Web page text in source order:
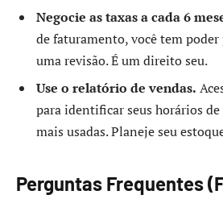
Negocie as taxas a cada 6
de faturamento, você tem
uma revisão. É um direito seu.
Use o relatório de vendas.
para identificar seus horários de
mais usadas. Planeje seu
Perguntas Frequentes